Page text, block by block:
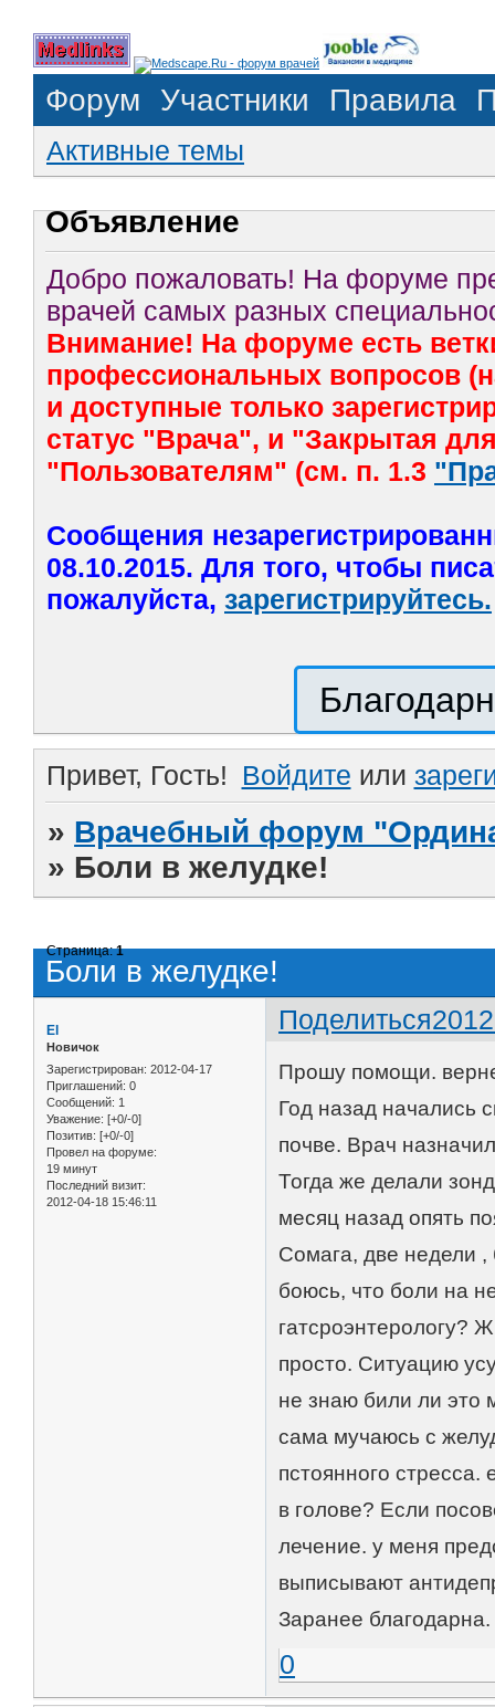
Форум Участники Правила
Активные темы
Объявление
Добро пожаловать! На форуме
врачей самых разных
Внимание! На форуме есть
профессиональных вопросов
и доступные только
статус "Врача", и "Закрытая
"Пользователям" (см. п. 1.3
Сообщения
08.10.2015. Для того, чтобы
пожалуйста, зарегистрируйтесь.
Привет, Гость! Войдите или
» Врачебный форум
» Боли в желудке!
Боли в желудке!
Страница:1
Поделиться
El
Новичок
Зарегистрирован: 2012-04-17
Приглашений: 0
Сообщений: 1
Уважение: [+0/-0]
Позитив: [+0/-0]
Провел на форуме:
19 минут
Последний визит:
2012-04-18 15:46:11
Прошу помощи.
Год назад начались
почве. Врач
Тогда же делали
месяц назад опять
Сомага, две недели
боюсь, что боли на
гатсроэнтерологу?
просто. Ситуацию
не знаю били ли это
сама мучаюсь с
пстоянного
в голове? Если
лечение. у меня
выписывают
Заранее благодарна.
0